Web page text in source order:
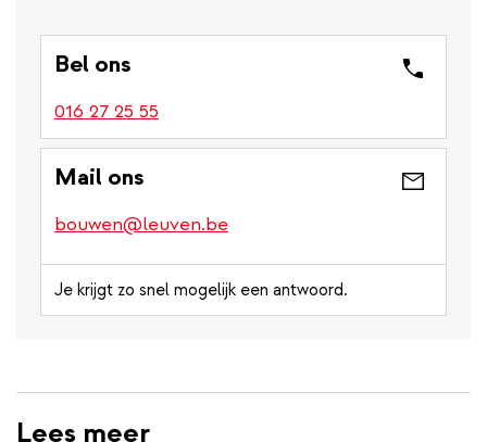
Bel ons
016 27 25 55
Mail ons
bouwen@leuven.be
Je krijgt zo snel mogelijk een antwoord.
Lees meer